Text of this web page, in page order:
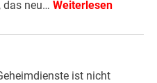
das neu… Weiterlesen
ist nicht